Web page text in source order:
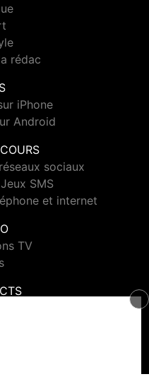
rédac
iPhone
Android
sociaux
SMS
et internet
TV